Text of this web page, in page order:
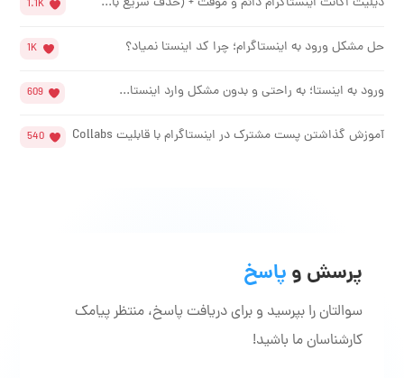
1.1K
حل مشکل ورود به اینستاگرام؛ چرا کد اینستا نمیاد؟ 1K
ورود به اینستا؛ به راحتی و بدون مشکل وارد اینستا... 609
آموزش گذاشتن پست مشترک در اینستاگرام با قابلیت Collabs 540
پرسش و پاسخ
سوالتان را بپرسید و برای دریافت پاسخ، منتظر پیامک
کارشناسان ما باشید!